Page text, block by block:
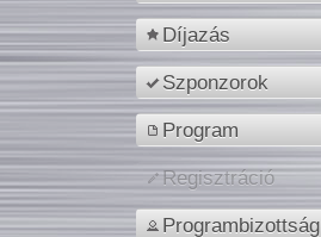
Díjazás
Szponzorok
Program
Regisztráció
Programbizottság